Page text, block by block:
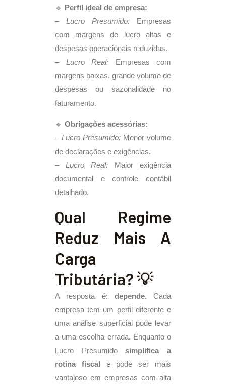
🔹
Perfil ideal de empresa:
– Lucro Presumido: Empresas
com margens de lucro altas e
despesas operacionais reduzidas.
– Lucro Real: Empresas com
margens baixas, grande volume de
despesas ou sazonalidade no
faturamento.
🔹 Obrigações acessórias:
– Lucro Presumido: Menor volume
de declarações e exigências.
– Lucro Real: Maior exigência
documental e controle contábil
detalhado.
Qual Regime
Reduz Mais A
Carga
Tributária? 💡
A resposta é: depende. Cada
empresa tem um perfil diferente e
uma análise superficial pode levar
a uma escolha errada. Enquanto o
Lucro Presumidosimplifica a
rotina fiscal
e pode ser mais
vantajoso em empresas com alta